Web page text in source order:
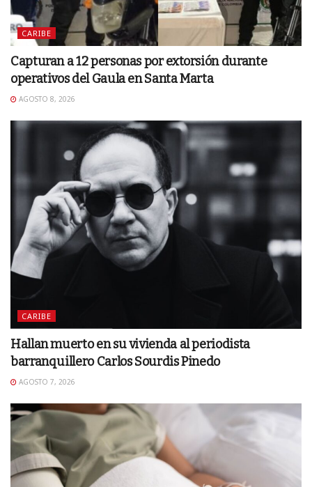
CARIBE
Capturan a 12 personas por extorsión durante
operativos del Gaula en Santa Marta
AGOSTO 8, 2026
CARIBE
Hallan muerto en su vivienda al periodista
barranquillero Carlos Sourdis Pinedo
AGOSTO 7, 2026